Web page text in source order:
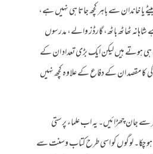
یا خاندان سے باہر کچھ جاتا ہی نہیں ہے،
ٹھاٹھ باٹھ، گارڈز والے، مدرسوں
ہی ہوتے ہیں لیکن ایک بڑی تعداد ان کے
کا مقصد ان کے دفاع کے علاوہ کچھ نہیں
جان چھڑائیں۔ یہ اب علماء پرستی
لوگوں کو اسی طرح کتاب وسنت سے